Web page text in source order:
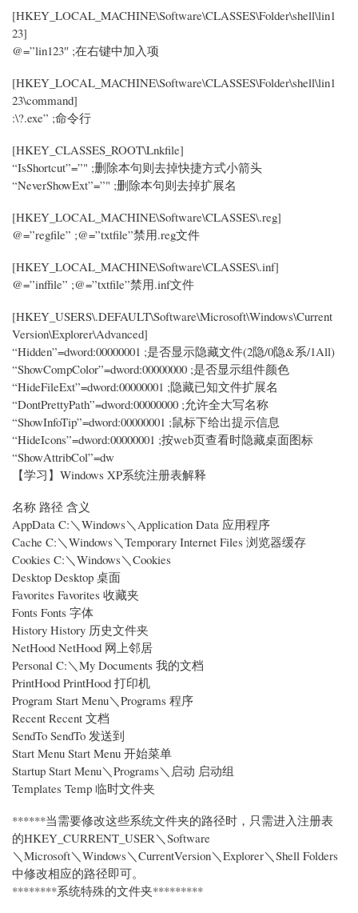
[HKEY_LOCAL_MACHINE\Software\CLASSES\Folder\shell\lin1
23]
@=”lin123″ ;在右键中加入项
[HKEY_LOCAL_MACHINE\Software\CLASSES\Folder\shell\lin1
23\command]
:\?.exe” ;命令行
[HKEY_CLASSES_ROOT\Lnkfile]
“IsShortcut”=”" ;删除本句则去掉快捷方式小箭头
“NeverShowExt”=”" ;删除本句则去掉扩展名
[HKEY_LOCAL_MACHINE\Software\CLASSES\.reg]
@=”regfile” ;@=”txtfile”禁用.reg文件
[HKEY_LOCAL_MACHINE\Software\CLASSES\.inf]
@=”inffile” ;@=”txtfile”禁用.inf文件
[HKEY_USERS\.DEFAULT\Software\Microsoft\Windows\Current
Version\Explorer\Advanced]
“Hidden”=dword:00000001 ;是否显示隐藏文件(2隐/0隐&系/1All)
“ShowCompColor”=dword:00000000 ;是否显示组件颜色
“HideFileExt”=dword:00000001 ;隐藏已知文件扩展名
“DontPrettyPath”=dword:00000000 ;允许全大写名称
“ShowInfoTip”=dword:00000001 ;鼠标下给出提示信息
“HideIcons”=dword:00000001 ;按web页查看时隐藏桌面图标
“ShowAttribCol”=dw
【学习】Windows XP系统注册表解释
名称 路径 含义
AppData C:＼Windows＼Application Data 应用程序
Cache C:＼Windows＼Temporary Internet Files 浏览器缓存
Cookies C:＼Windows＼Cookies
Desktop Desktop 桌面
Favorites Favorites 收藏夹
Fonts Fonts 字体
History History 历史文件夹
NetHood NetHood 网上邻居
Personal C:＼My Documents 我的文档
PrintHood PrintHood 打印机
Program Start Menu＼Programs 程序
Recent Recent 文档
SendTo SendTo 发送到
Start Menu Start Menu 开始菜单
Startup Start Menu＼Programs＼启动 启动组
Templates Temp 临时文件夹
******当需要修改这些系统文件夹的路径时，只需进入注册表
的HKEY_CURRENT_USER＼Software
＼Microsoft＼Windows＼CurrentVersion＼Explorer＼Shell Folders
中修改相应的路径即可。
********系统特殊的文件夹*********